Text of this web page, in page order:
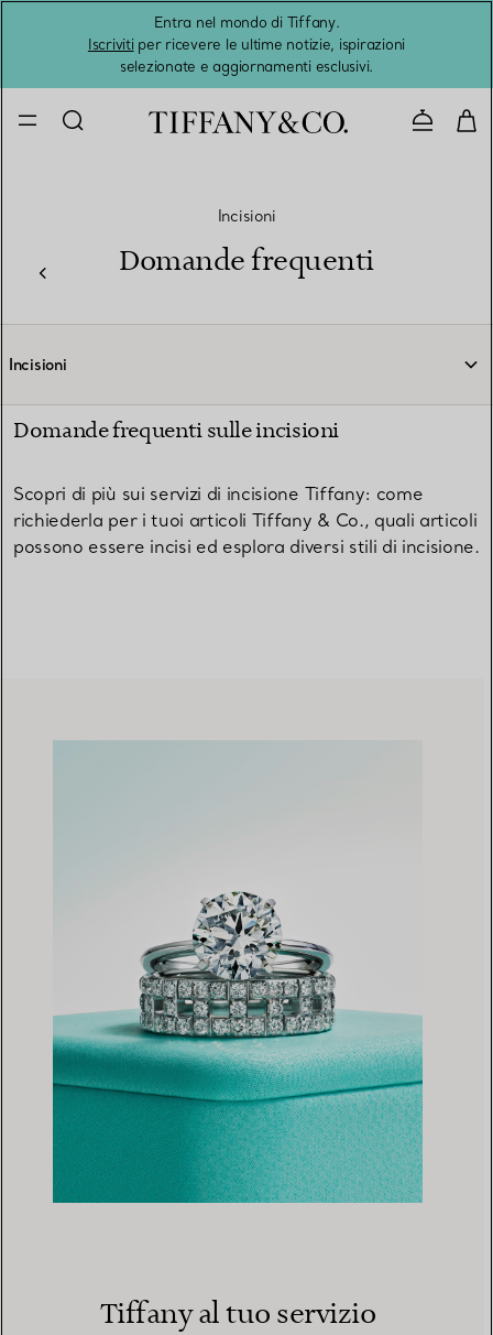
Entra nel mondo di Tiffany.
Iscrivitiper ricevere le ultime notizie, ispirazioni
selezionate e aggiornamenti esclusivi.
Incisioni
Domande frequenti
Incisioni
Domande frequenti sulle incisioni
Scopri di più sui servizi di incisione Tiffany: come
richiederla per i tuoi articoli Tiffany & Co., quali articoli
possono essere incisi ed esplora diversi stili di incisione.
Tiffany al tuo servizio